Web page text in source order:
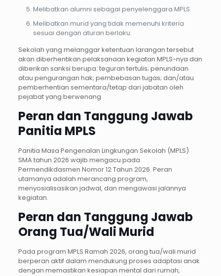
Melibatkan alumni sebagai penyelenggara MPLS.
Melibatkan murid yang tidak memenuhi kriteria
sesuai dengan aturan berlaku.
Sekolah yang melanggar ketentuan larangan tersebut
akan diberhentikan pelaksanaan kegiatan MPLS-nya dan
diberikan sanksi berupa: teguran tertulis; penundaan
atau pengurangan hak; pembebasan tugas; dan/atau
pemberhentian sementara/tetap dari jabatan oleh
pejabat yang berwenang
Peran dan Tanggung Jawab
Panitia MPLS
Panitia Masa Pengenalan Lingkungan Sekolah (MPLS)
SMA tahun 2026 wajib mengacu pada
Permendikdasmen Nomor 12 Tahun 2026. Peran
utamanya adalah merancang program,
menyosialisasikan jadwal, dan mengawasi jalannya
kegiatan.
Peran dan Tanggung Jawab
Orang Tua/Wali Murid
Pada program MPLS Ramah 2026, orang tua/wali murid
berperan aktif dalam mendukung proses adaptasi anak
dengan memastikan kesiapan mental dari rumah,